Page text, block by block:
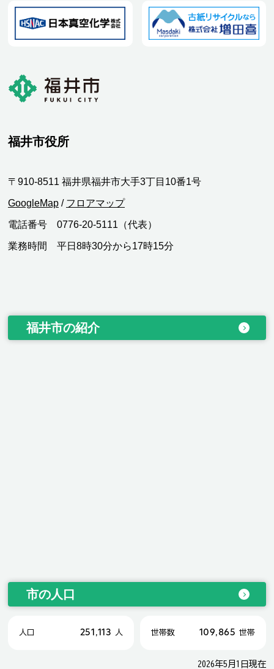
福井市役所
〒910-8511 福井県福井市大手3丁目10番1号
GoogleMap / フロアマップ
電話番号 0776-20-5111（代表）
業務時間 平日8時30分から17時15分
福井市の紹介
市の人口
人口 251,113 人 世帯数 109,865 世帯
2026年5月1日現在